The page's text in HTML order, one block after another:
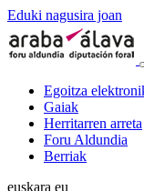
Eduki nagusira joan
Egoitza
Gaiak
Herritarren arreta
Foru Aldundia
Berriak
euskara eu